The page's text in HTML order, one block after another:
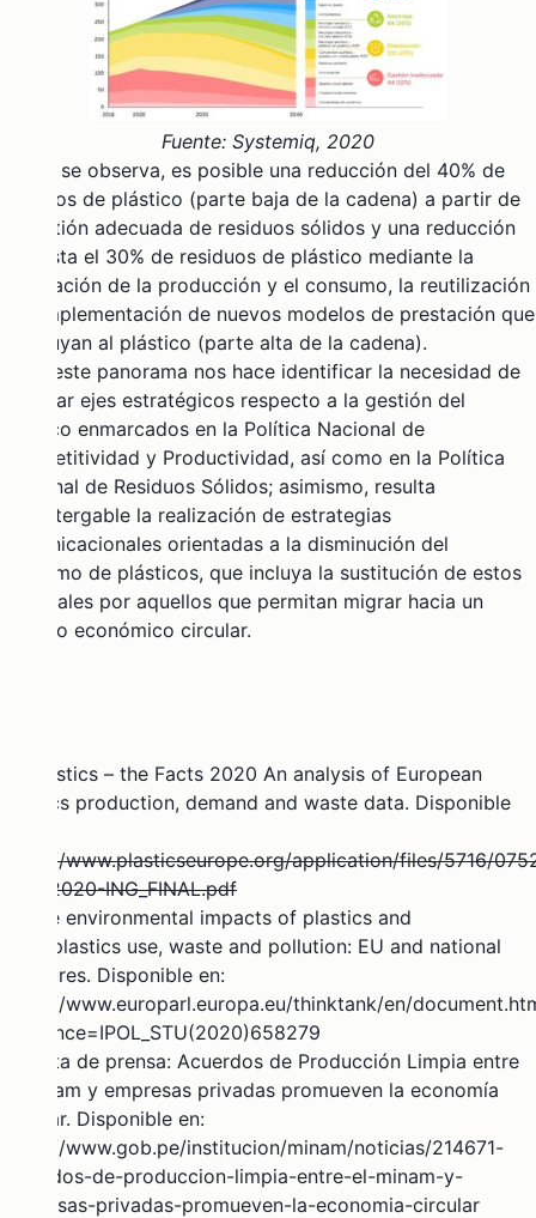
Fuente: Systemiq, 2020
Como se observa, es posible una reducción del 40% de
residuos de plástico (parte baja de la cadena) a partir de
la gestión adecuada de residuos sólidos y una reducción
de hasta el 30% de residuos de plástico mediante la
eliminación de la producción y el consumo, la reutilización
y la implementación de nuevos modelos de prestación que
sustituyan al plástico (parte alta de la cadena).
Todo este panorama nos hace identificar la necesidad de
plantear ejes estratégicos respecto a la gestión del
plástico enmarcados en la Política Nacional de
Competitividad y Productividad, así como en la Política
Nacional de Residuos Sólidos; asimismo, resulta
impostergable la realización de estrategias
comunicacionales orientadas a la disminución del
consumo de plásticos, que incluya la sustitución de estos
materiales por aquellos que permitan migrar hacia un
modelo económico circular.
(1) Plastics – the Facts 2020 An analysis of European
plastics production, demand and waste data. Disponible
https://www.plasticseurope.org/application/files/5716/
WEB-2020-ING_FINAL.pdf
(2)The environmental impacts of plastics and
microplastics use, waste and pollution: EU and national
measures. Disponible en:
https://www.europarl.europa.eu/thinktank/en/
reference=IPOL_STU(2020)658279
(3)Nota de prensa: Acuerdos de Producción Limpia entre
el Minam y empresas privadas promueven la economía
circular. Disponible en:
https://www.gob.pe/institucion/minam/noticias/214671-
acuerdos-de-produccion-limpia-entre-el-minam-y-
empresas-privadas-promueven-la-economia-circular